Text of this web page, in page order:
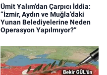
Ümit Yalım’dan Çarpıcı İddia:
“İzmir, Aydın ve Muğla’daki
Yunan Belediyelerine Neden
Operasyon Yapılmıyor?”